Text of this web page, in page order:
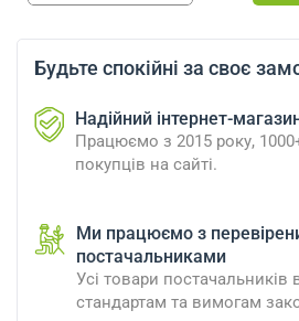
Будьте спокійні за своє
Надійний інтернет-
Працюємо з 2015 року,
покупців на сайті.
Ми працюємо з
постачальниками
Усі товари постачальників
стандартам та вимогам